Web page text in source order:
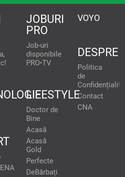
JOBURI
PRO
Job-uri
disponibile
PRO•TV
LIFESTYLE
Doctor de
Bine
Acasă
Acasă
Gold
Perfecte
DeBărbați
VOYO
DESPRE
Politica
de
Contact
CNA